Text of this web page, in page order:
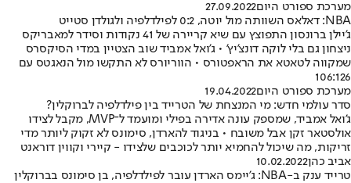
מערכת ספורט היום27.09.2022
NBA: דאלאס השוותה מול יוטה, 0:2 לפילדלפיה ולגולדן סטייט
ג'יילן ברונסון התפוצץ עם שיא קריירה של 41 נקודות וסידר למאבריקס
ניצחון גם בלי לוקה דונצ'יץ' • ג'ואל אמביד שוב הצטיין במדי הסיקסרס
שמקווה לטאטא את הראפטורס • הווריורס לא התקשו מול הנאגטס עם
106:126
מערכת ספורט היום19.04.2022
סדר עולמי חדש: מי המנצחת של הטרייד בין פילדלפיה לברוקלין?
ג'ואל אמביד, שמספק עונה אדירה בפילי ומועמד ל־MVP, מקבל לצידו
אולסטאר זקן אבל משובח • בניגוד להארדן, סימונס לא זקוק ליותר מדי
זריקות, מה שיכול להחמיא יותר לכוכבים שלצידו - קיירי וקווין דוראנט
אביב כהן10.02.2022
טרייד ענק ב-NBA: ג'יימס הארדן עובר לפילדלפיה, בן סימונס בברוקלין